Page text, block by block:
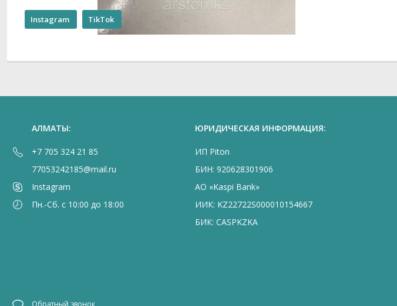
Instagram TikTok
АЛМАТЫ:
+7 705 324 21 85
77053242185@mail.ru
Instagram
Пн.-Сб. с 10:00 до 18:00
ЮРИДИЧЕСКАЯ ИНФОРМАЦИЯ:
ИП Piton
БИН: 920628301906
АО «Kaspi Bank»
ИИК: KZ22722S000010154667
БИК: CASPKZKA
Обратный звонок